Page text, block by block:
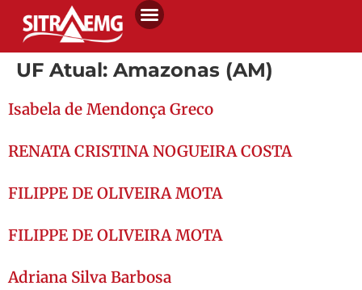
UF Atual: Amazonas (AM)
Isabela de Mendonça Greco
RENATA CRISTINA NOGUEIRA COSTA
FILIPPE DE OLIVEIRA MOTA
FILIPPE DE OLIVEIRA MOTA
Adriana Silva Barbosa